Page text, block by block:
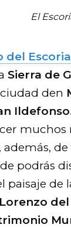
El
del
Sierra de
den
podrás
paisaje de